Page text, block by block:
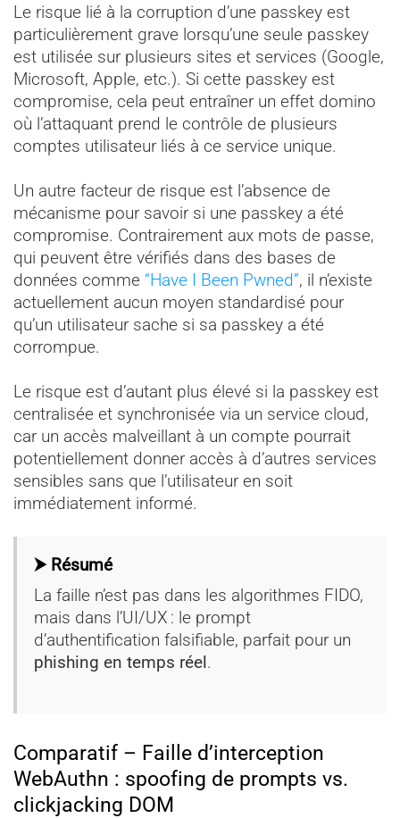
Le risque lié à la corruption d’une passkey est
particulièrement grave lorsqu’une seule passkey
est utilisée sur plusieurs sites et services (Google,
Microsoft, Apple, etc.). Si cette passkey est
compromise, cela peut entraîner un effet domino
où l’attaquant prend le contrôle de plusieurs
comptes utilisateur liés à ce service unique.
Un autre facteur de risque est l’absence de
mécanisme pour savoir si une passkey a été
compromise. Contrairement aux mots de passe,
qui peuvent être vérifiés dans des bases de
données comme “Have I Been Pwned”, il n’existe
actuellement aucun moyen standardisé pour
qu’un utilisateur sache si sa passkey a été
corrompue.
Le risque est d’autant plus élevé si la passkey est
centralisée et synchronisée via un service cloud,
car un accès malveillant à un compte pourrait
potentiellement donner accès à d’autres services
sensibles sans que l’utilisateur en soit
immédiatement informé.
⮞ Résumé
La faille n’est pas dans les algorithmes FIDO,
mais dans l’UI/UX : le prompt
d’authentification falsifiable, parfait pour un
phishing en temps réel.
Comparatif – Faille d’interception
WebAuthn : spoofing de prompts vs.
clickjacking DOM